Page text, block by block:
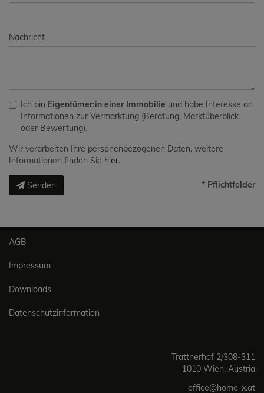
Nachricht
Ich bin Eigentümer:in einer Immobilie und habe Interesse an
Informationen zur Vermarktung (Beratung, Marktüberblick
oder Bewertung).
Wir verarbeiten Ihre personenbezogenen Daten, weitere
Informationen finden Sie hier.
Senden * Pflichtfelder
AGB
Impressum
Downloads
Datenschutzinformation
Trattnerhof 2/308-311
1010 Wien, Austria
office@home-x.at